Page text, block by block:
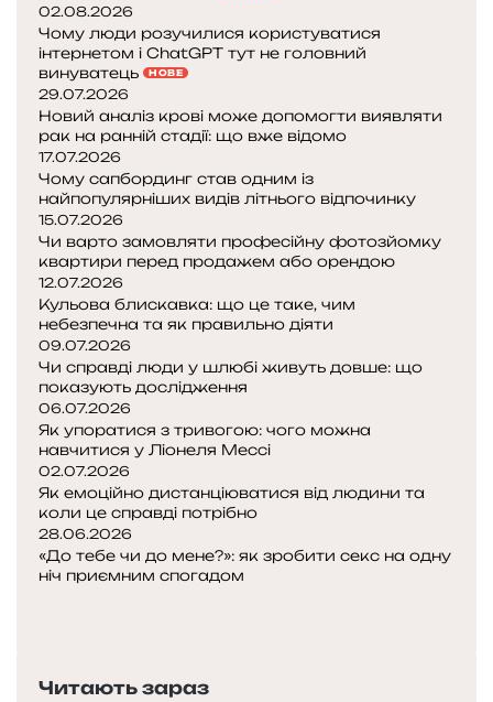
02.08.2026
Чому люди розучилися користуватися
інтернетом і ChatGPT тут не головний
винуватець
НОВЕ
29.07.2026
Новий аналіз крові може допомогти виявляти
рак на ранній стадії: що вже відомо
17.07.2026
Чому сапбординг став одним із
найпопулярніших видів літнього відпочинку
15.07.2026
Чи варто замовляти професійну фотозйомку
квартири перед продажем або орендою
12.07.2026
Кульова блискавка: що це таке, чим
небезпечна та як правильно діяти
09.07.2026
Чи справді люди у шлюбі живуть довше: що
показують дослідження
06.07.2026
Як упоратися з тривогою: чого можна
навчитися у Ліонеля Мессі
02.07.2026
Як емоційно дистанціюватися від людини та
коли це справді потрібно
28.06.2026
«До тебе чи до мене?»: як зробити секс на одну
ніч приємним спогадом
Читають зараз